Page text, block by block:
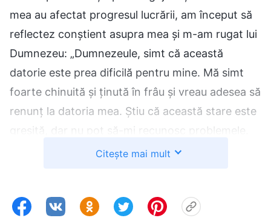
mea au afectat progresul lucrării, am început să
reflectez conștient asupra mea și m-am rugat lui
Dumnezeu: „Dumnezeule, simt că această
datorie este prea dificilă pentru mine. Mă simt
foarte chinuită și ținută în frâu și vreau adesea să
renunț la datoria mea. Știu că această stare este
greșită, dar nu pot să-mi recunosc problemele.
Te rog, luminează-mă și ajută-mă să schimb
Mai târziu, am citit un fragment din cuvintele lui
Citește mai mult